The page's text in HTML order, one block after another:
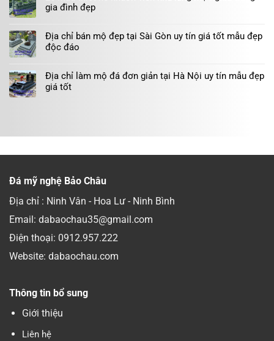
gia đình đẹp
Địa chỉ bán mộ đẹp tại Sài Gòn uy tín giá tốt mẫu đẹp
độc đáo
Địa chỉ làm mộ đá đơn giản tại Hà Nội uy tín mẫu đẹp
giá tốt
Đá mỹ nghệ Bảo Châu
Địa chỉ : Ninh Vân - Hoa Lư - Ninh Bình
Email: dabaochau35@gmail.com
Điện thoại: 0912.957.222
Website: dabaochau.com
Thông tin bổ sung
Giới thiệu
Liên hệ